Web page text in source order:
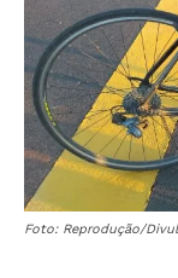
Foto: Reprodução/